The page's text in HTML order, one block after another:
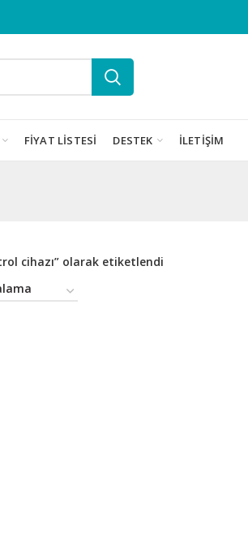
FIYAT LISTESI DESTEK İLETIŞIM
cihazı” olarak etiketlendi